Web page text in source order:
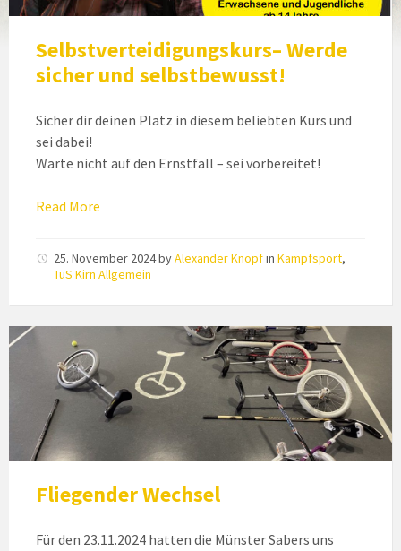
Selbstverteidigungskurs– Werde
sicher und selbstbewusst!
Sicher dir deinen Platz in diesem beliebten Kurs und
sei dabei!
Warte nicht auf den Ernstfall – sei vorbereitet!
Read More
25. November 2024byAlexander Knopfin Kampfsport,
TuS Kirn Allgemein
Fliegender Wechsel
Für den 23.11.2024 hatten die Münster Sabers uns